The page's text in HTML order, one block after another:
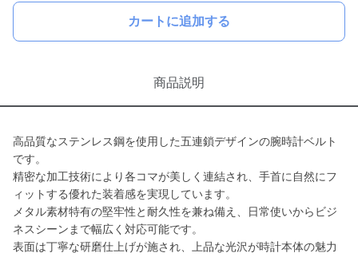
カートに追加する
商品説明
高品質なステンレス鋼を使用した五連鎖デザインの腕時計ベルト
です。
精密な加工技術により各コマが美しく連結され、手首に自然にフ
ィットする優れた装着感を実現しています。
メタル素材特有の堅牢性と耐久性を兼ね備え、日常使いからビジ
ネスシーンまで幅広く対応可能です。
表面は丁寧な研磨仕上げが施され、上品な光沢が時計本体の魅力